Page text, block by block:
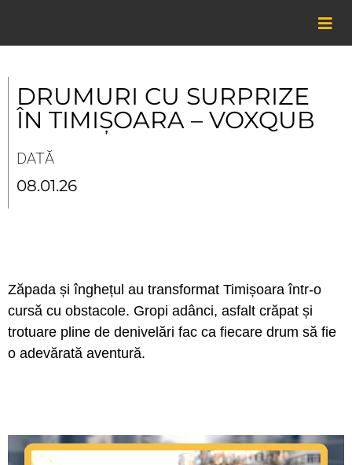
content
DRUMURI CU SURPRIZE
ÎN TIMIȘOARA – VOXQUB
DATĂ
08.01.26
Zăpada și înghețul au transformat Timișoara într-o
cursă cu obstacole. Gropi adânci, asfalt crăpat și
trotuare pline de denivelări fac ca fiecare drum să fie
o adevărată aventură.